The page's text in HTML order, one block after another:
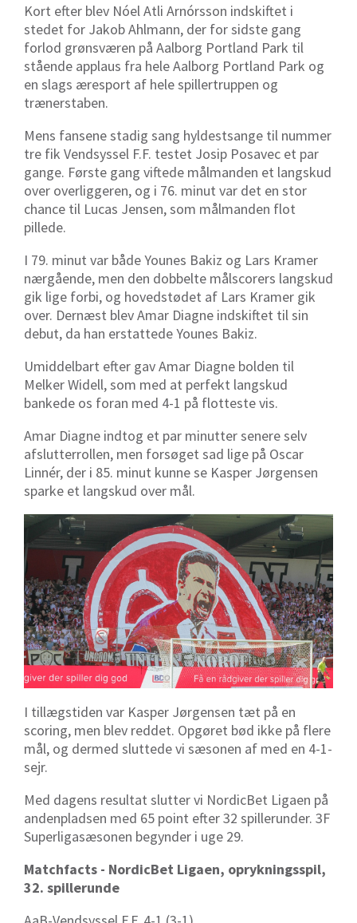
Kort efter blev Nóel Atli Arnórsson indskiftet i
stedet for Jakob Ahlmann, der for sidste gang
forlod grønsværen på Aalborg Portland Park til
stående applaus fra hele Aalborg Portland Park og
en slags æresport af hele spillertruppen og
trænerstaben.
Mens fansene stadig sang hyldestsange til nummer
tre fik Vendsyssel F.F. testet Josip Posavec et par
gange. Første gang viftede målmanden et langskud
over overliggeren, og i 76. minut var det en stor
chance til Lucas Jensen, som målmanden flot
pillede.
I 79. minut var både Younes Bakiz og Lars Kramer
nærgående, men den dobbelte målscorers langskud
gik lige forbi, og hovedstødet af Lars Kramer gik
over. Dernæst blev Amar Diagne indskiftet til sin
debut, da han erstattede Younes Bakiz.
Umiddelbart efter gav Amar Diagne bolden til
Melker Widell, som med at perfekt langskud
bankede os foran med 4-1 på flotteste vis.
Amar Diagne indtog et par minutter senere selv
afslutterrollen, men forsøget sad lige på Oscar
Linnér, der i 85. minut kunne se Kasper Jørgensen
sparke et langskud over mål.
I tillægstiden var Kasper Jørgensen tæt på en
scoring, men blev reddet. Opgøret bød ikke på flere
mål, og dermed sluttede vi sæsonen af med en 4-1-
sejr.
Med dagens resultat slutter vi NordicBet Ligaen på
andenpladsen med 65 point efter 32 spillerunder. 3F
Superligasæsonen begynder i uge 29.
Matchfacts - NordicBet Ligaen, oprykningsspil,
32. spillerunde